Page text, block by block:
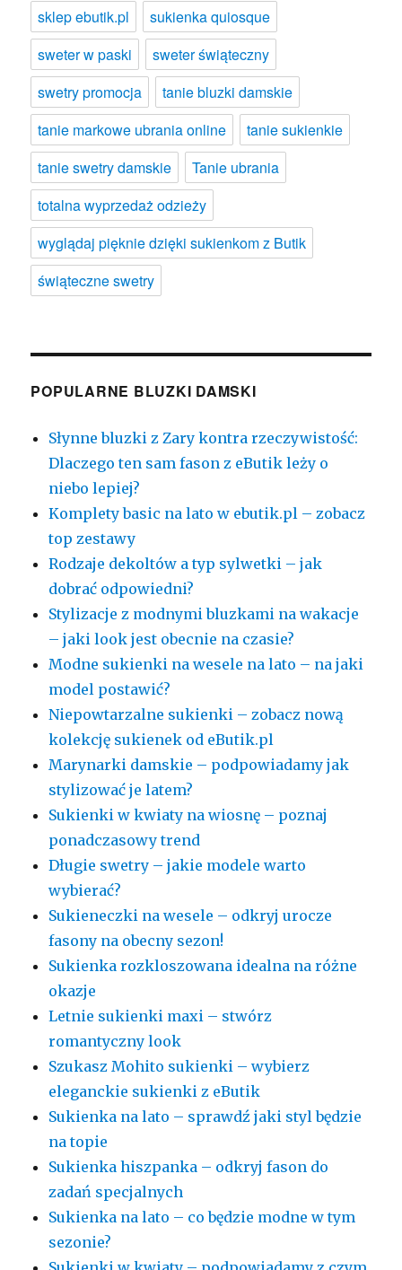
sklep ebutik.pl
sukienka quiosque
sweter w paski
sweter świąteczny
swetry promocja
tanie bluzki damskie
tanie markowe ubrania online
tanie sukienkie
tanie swetry damskie
Tanie ubrania
totalna wyprzedaż odzieży
wyglądaj pięknie dzięki sukienkom z Butik
świąteczne swetry
POPULARNE BLUZKI DAMSKI
Słynne bluzki z Zary kontra rzeczywistość:
Dlaczego ten sam fason z eButik leży o
niebo lepiej?
Komplety basic na lato w ebutik.pl – zobacz
top zestawy
Rodzaje dekoltów a typ sylwetki – jak
dobrać odpowiedni?
Stylizacje z modnymi bluzkami na wakacje
– jaki look jest obecnie na czasie?
Modne sukienki na wesele na lato – na jaki
model postawić?
Niepowtarzalne sukienki – zobacz nową
kolekcję sukienek od eButik.pl
Marynarki damskie – podpowiadamy jak
stylizować je latem?
Sukienki w kwiaty na wiosnę – poznaj
ponadczasowy trend
Długie swetry – jakie modele warto
wybierać?
Sukieneczki na wesele – odkryj urocze
fasony na obecny sezon!
Sukienka rozkloszowana idealna na różne
okazje
Letnie sukienki maxi – stwórz
romantyczny look
Szukasz Mohito sukienki – wybierz
eleganckie sukienki z eButik
Sukienka na lato – sprawdź jaki styl będzie
na topie
Sukienka hiszpanka – odkryj fason do
zadań specjalnych
Sukienka na lato – co będzie modne w tym
sezonie?